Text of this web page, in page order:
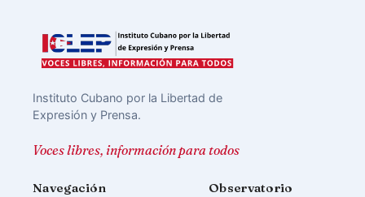
Instituto Cubano por la Libertad de
Expresión y Prensa.
Voces libres, información para todos
Navegación Observatorio